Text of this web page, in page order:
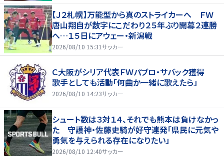
【Ｊ２札幌】万能型から真のストライカーへ ＦＷ
唐山翔自が数字にこだわり２５年ぶり開幕２連勝
へ…１５日にアウェー・新潟戦
2026/08/10 15:31サッカー
Ｃ大阪がシリア代表ＦＷパブロ・サバック獲得
歌手としても活動「何曲か一緒に歌えたら」
2026/08/10 14:23サッカー
シュート数は３対１４、それでも熊本は負けなかっ
た 守護神・佐藤史騎が好守連発「県民に元気や
勇気を与えられる存在になりたい」
2026/08/10 12:40サッカー